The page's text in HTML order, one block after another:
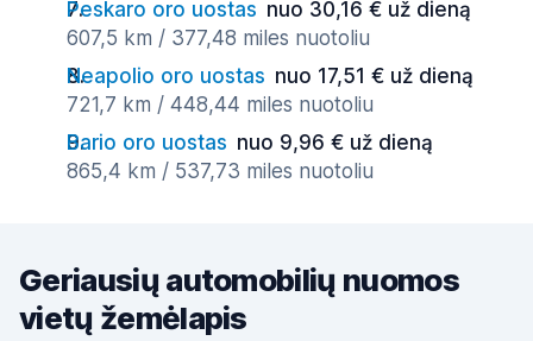
Peskaro oro uostas nuo 30,16 € už dieną
607,5 km / 377,48 miles nuotoliu
Neapolio oro uostas nuo 17,51 € už dieną
721,7 km / 448,44 miles nuotoliu
Bario oro uostas nuo 9,96 € už dieną
865,4 km / 537,73 miles nuotoliu
Geriausių automobilių nuomos
vietų žemėlapis